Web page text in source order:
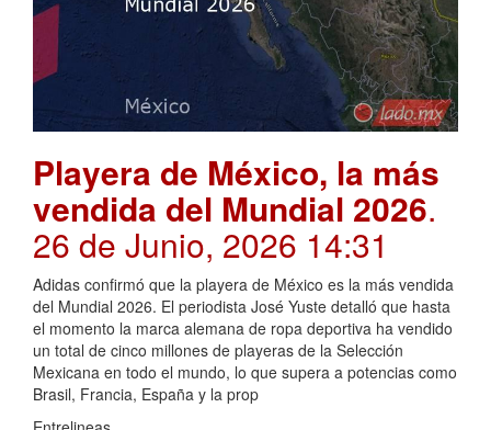
Playera de México, la más
vendida del Mundial 2026.
26 de Junio, 2026 14:31
Adidas confirmó que la playera de México es la más vendida
del Mundial 2026. El periodista José Yuste detalló que hasta
el momento la marca alemana de ropa deportiva ha vendido
un total de cinco millones de playeras de la Selección
Mexicana en todo el mundo, lo que supera a potencias como
Brasil, Francia, España y la prop